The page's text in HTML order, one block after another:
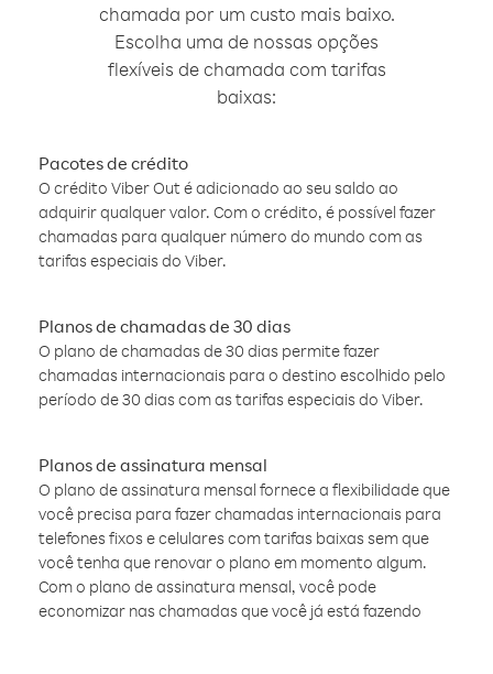
chamada por um custo mais baixo.
Escolha uma de nossas opções
flexíveis de chamada com tarifas
baixas:
Pacotes de crédito
O crédito Viber Out é adicionado ao seu saldo ao
adquirir qualquer valor. Com o crédito, é possível fazer
chamadas para qualquer número do mundo com as
tarifas especiais do Viber.
Planos de chamadas de 30 dias
O plano de chamadas de 30 dias permite fazer
chamadas internacionais para o destino escolhido pelo
período de 30 dias com as tarifas especiais do Viber.
Planos de assinatura mensal
O plano de assinatura mensal fornece a flexibilidade que
você precisa para fazer chamadas internacionais para
telefones fixos e celulares com tarifas baixas sem que
você tenha que renovar o plano em momento algum.
Com o plano de assinatura mensal, você pode
economizar nas chamadas que você já está fazendo